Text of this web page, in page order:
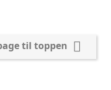
til toppen 